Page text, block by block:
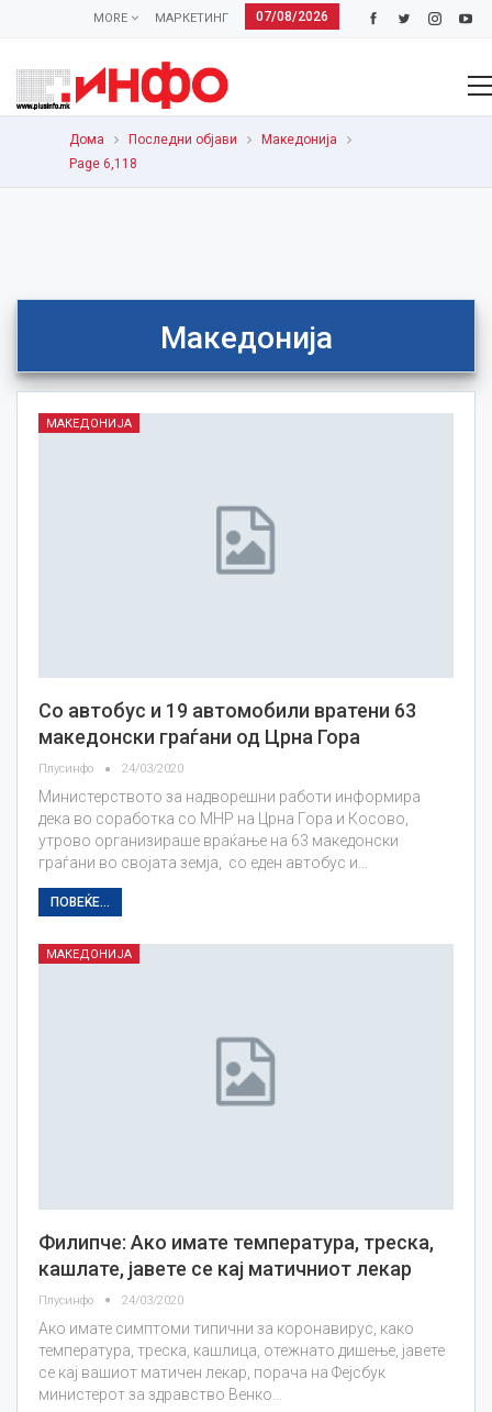
07/08/2026
МАРКЕТИНГ
MORE
Дома Последни објави
Македонија
Page 6,118
Македонија
МАКЕДОНИЈА
Со автобус и 19 автомобили вратени 63
македонски граѓани од Црна Гора
Плусинфо 24/03/2020
Министерството за надворешни работи информира
дека во соработка со МНР на Црна Гора и Косово,
утрово организираше враќање на 63 македонски
граѓани во својата земја, со еден автобус и…
ПОВЕЌЕ...
МАКЕДОНИЈА
Филипче: Ако имате температура, треска,
кашлате, јавете се кај матичниот лекар
Плусинфо 24/03/2020
Ако имате симптоми типични за коронавирус, како
температура, треска, кашлица, отежнато дишење, јавете
се кај вашиот матичен лекар, порача на Фејсбук
министерот за здравство Венко…